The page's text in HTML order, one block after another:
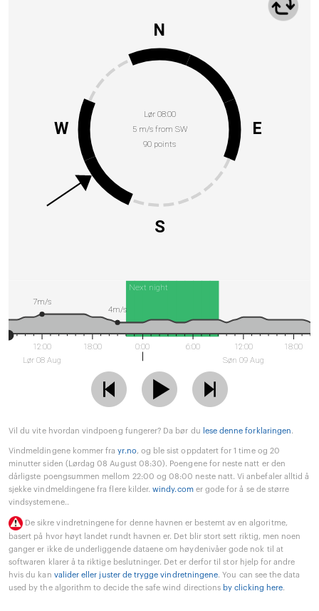
Lør 08:00
5 m/s from SW
90 points
N
E
S
W
Next night
12:00
Lør 08 Aug
18:00 0:00 6:00
12:00
Søn 09 Aug
18:00
7m/s
4m/s
Vil du vite hvordan vindpoeng fungerer? Da bør du lese denne forklaringen.
Vindmeldingene kommer frayr.no, og ble sist oppdatert for 1 time og 20
minutter siden (Lørdag 08 August 08:30). Poengene for neste natt er den
dårligste poengsummen mellom 22:00 og 08:00 neste natt. Vi anbefaler alltid å
sjekke vindmeldingene fra flere kilder.windy.comer gode for å se de større
vindsystemene..
De sikre vindretningene for denne havnen er bestemt av en algoritme,
basert på hvor høyt landet rundt havnen er. Det blir stort sett riktig, men noen
ganger er ikke de underliggende dataene om høydenivåer gode nok til at
softwaren klarer å ta riktige beslutninger. Det er derfor til stor hjelp for andre
hvis du kan valider eller juster de trygge vindretningene. You can see the data
used by the algorithm to decide the safe wind directions by clicking here.